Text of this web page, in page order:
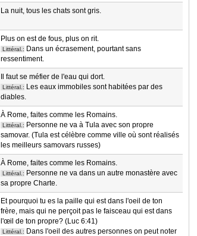
La nuit, tous les chats sont gris.
Plus on est de fous, plus on rit.
Littéral.: Dans un écrasement, pourtant sans
ressentiment.
Il faut se méfier de l'eau qui dort.
Littéral.: Les eaux immobiles sont habitées par des
diables.
À Rome, faites comme les Romains.
Littéral.: Personne ne va à Tula avec son propre
samovar. (Tula est célèbre comme ville où sont réalisés
les meilleurs samovars russes)
À Rome, faites comme les Romains.
Littéral.: Personne ne va dans un autre monastère avec
sa propre Charte.
Et pourquoi tu es la paille qui est dans l'oeil de ton
frère, mais qui ne perçoit pas le faisceau qui est dans
l'œil de ton propre? (Luc 6:41)
Littéral.: Dans l'oeil des autres personnes on peut noter